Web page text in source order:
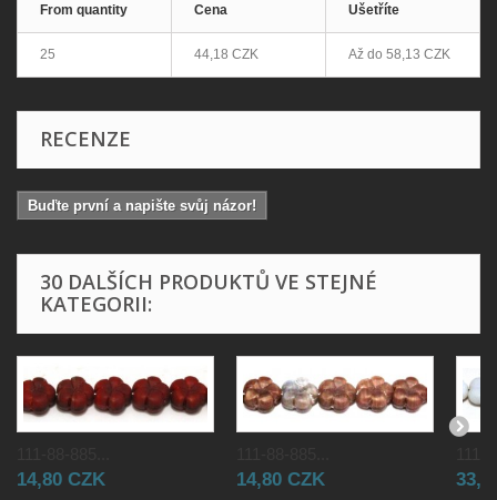
From quantity Cena Ušetříte
25 44,18 CZK Až do 58,13 CZK
RECENZE
Buďte první a napište svůj názor!
30 DALŠÍCH PRODUKTŮ VE STEJNÉ
KATEGORII:
14,80 CZK 14,80 CZK